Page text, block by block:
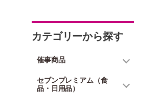
カテゴリーから探す
催事商品
セブンプレミアム（食
品・日用品）